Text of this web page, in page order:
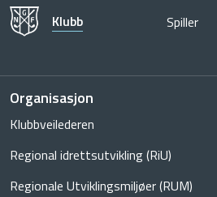
Klubb Spiller
Organisasjon
Klubbveilederen
Regional idrettsutvikling (RiU)
Regionale Utviklingsmiljøer (RUM)